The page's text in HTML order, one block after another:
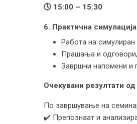
🕔 15:00 – 15:30
6. Практична
Работа на
Прашања и одговори,
Завршни напомени и
Очекувани резултати од
По завршување на
✔️ Препознаат и